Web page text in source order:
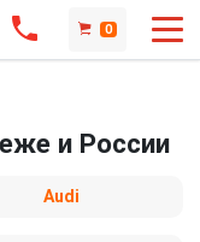
0
и России
Audi